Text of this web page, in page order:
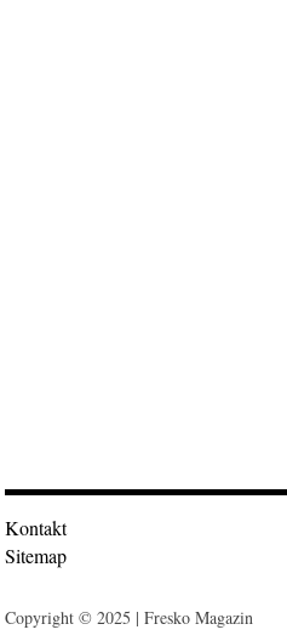
Kontakt
Sitemap
Copyright © 2025 | Fresko Magazin